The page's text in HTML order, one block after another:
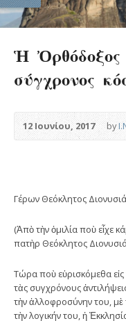
Ἡ
σύγχρονος
12 Ιουνίου, 2017 by
Γέρων Θεόκλητος
(Ἀπὸ τὴν ὁμιλία ποὺ εἶχε
πατὴρ Θεόκλητος
Τώρα ποὺ εὑρισκόμεθα εἰς
τὰς συγχρόνους
τὴν ἀλλοφροσύνην του, μὲ
τὴν λογικήν του, ἡ